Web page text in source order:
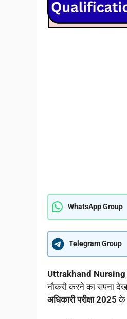
WhatsApp Group
Telegram Group
Uttrakhand
नौकरी करने का सपना
अधिकारी परीक्षा 2025 के